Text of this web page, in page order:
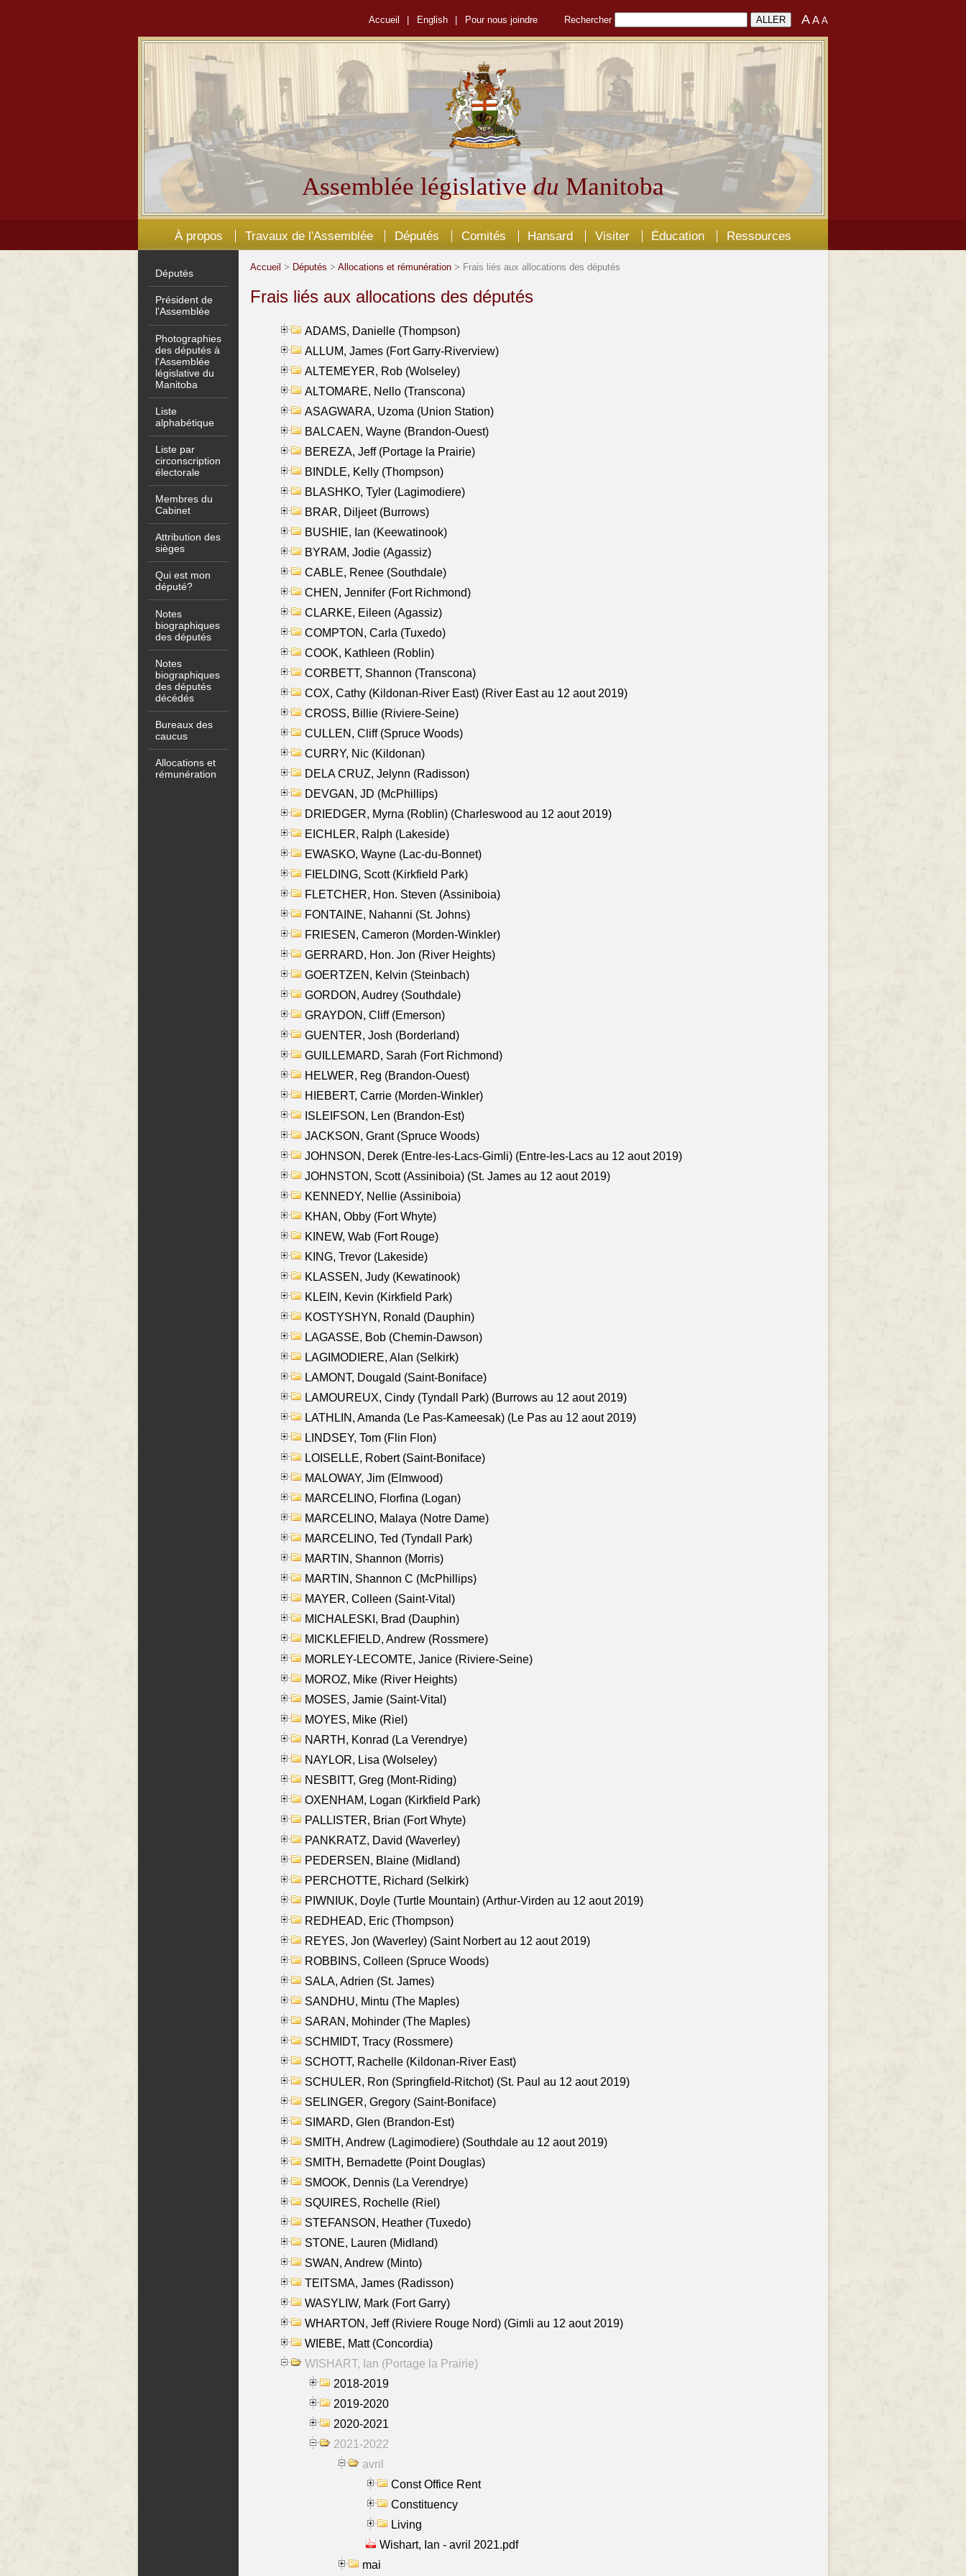
Accueil English Pour nous joindre Rechercher AA A
Assemblée législativedu Manitoba
À propos Travaux de l'Assemblée Députés Comités Hansard Visiter Éducation Ressources
Députés
Président de
l'Assemblée
Photographies
des députés à
l'Assemblée
législative du
Manitoba
Liste
alphabétique
Liste par
circonscription
électorale
Membres du
Cabinet
Attribution des
sièges
Qui est mon
député?
Notes
biographiques
des députés
Notes
biographiques
des députés
décédés
Bureaux des
caucus
Allocations et
rémunération
Accueil > Députés > Allocations et rémunération > Frais liés aux allocations des députés
Frais liés aux allocations des députés
ADAMS, Danielle (Thompson)
ALLUM, James (Fort Garry-Riverview)
ALTEMEYER, Rob (Wolseley)
ALTOMARE, Nello (Transcona)
ASAGWARA, Uzoma (Union Station)
BALCAEN, Wayne (Brandon-Ouest)
BEREZA, Jeff (Portage la Prairie)
BINDLE, Kelly (Thompson)
BLASHKO, Tyler (Lagimodiere)
BRAR, Diljeet (Burrows)
BUSHIE, Ian (Keewatinook)
BYRAM, Jodie (Agassiz)
CABLE, Renee (Southdale)
CHEN, Jennifer (Fort Richmond)
CLARKE, Eileen (Agassiz)
COMPTON, Carla (Tuxedo)
COOK, Kathleen (Roblin)
CORBETT, Shannon (Transcona)
COX, Cathy (Kildonan-River East) (River East au 12 aout 2019)
CROSS, Billie (Riviere-Seine)
CULLEN, Cliff (Spruce Woods)
CURRY, Nic (Kildonan)
DELA CRUZ, Jelynn (Radisson)
DEVGAN, JD (McPhillips)
DRIEDGER, Myrna (Roblin) (Charleswood au 12 aout 2019)
EICHLER, Ralph (Lakeside)
EWASKO, Wayne (Lac-du-Bonnet)
FIELDING, Scott (Kirkfield Park)
FLETCHER, Hon. Steven (Assiniboia)
FONTAINE, Nahanni (St. Johns)
FRIESEN, Cameron (Morden-Winkler)
GERRARD, Hon. Jon (River Heights)
GOERTZEN, Kelvin (Steinbach)
GORDON, Audrey (Southdale)
GRAYDON, Cliff (Emerson)
GUENTER, Josh (Borderland)
GUILLEMARD, Sarah (Fort Richmond)
HELWER, Reg (Brandon-Ouest)
HIEBERT, Carrie (Morden-Winkler)
ISLEIFSON, Len (Brandon-Est)
JACKSON, Grant (Spruce Woods)
JOHNSON, Derek (Entre-les-Lacs-Gimli) (Entre-les-Lacs au 12 aout 2019)
JOHNSTON, Scott (Assiniboia) (St. James au 12 aout 2019)
KENNEDY, Nellie (Assiniboia)
KHAN, Obby (Fort Whyte)
KINEW, Wab (Fort Rouge)
KING, Trevor (Lakeside)
KLASSEN, Judy (Kewatinook)
KLEIN, Kevin (Kirkfield Park)
KOSTYSHYN, Ronald (Dauphin)
LAGASSE, Bob (Chemin-Dawson)
LAGIMODIERE, Alan (Selkirk)
LAMONT, Dougald (Saint-Boniface)
LAMOUREUX, Cindy (Tyndall Park) (Burrows au 12 aout 2019)
LATHLIN, Amanda (Le Pas-Kameesak) (Le Pas au 12 aout 2019)
LINDSEY, Tom (Flin Flon)
LOISELLE, Robert (Saint-Boniface)
MALOWAY, Jim (Elmwood)
MARCELINO, Florfina (Logan)
MARCELINO, Malaya (Notre Dame)
MARCELINO, Ted (Tyndall Park)
MARTIN, Shannon (Morris)
MARTIN, Shannon C (McPhillips)
MAYER, Colleen (Saint-Vital)
MICHALESKI, Brad (Dauphin)
MICKLEFIELD, Andrew (Rossmere)
MORLEY-LECOMTE, Janice (Riviere-Seine)
MOROZ, Mike (River Heights)
MOSES, Jamie (Saint-Vital)
MOYES, Mike (Riel)
NARTH, Konrad (La Verendrye)
NAYLOR, Lisa (Wolseley)
NESBITT, Greg (Mont-Riding)
OXENHAM, Logan (Kirkfield Park)
PALLISTER, Brian (Fort Whyte)
PANKRATZ, David (Waverley)
PEDERSEN, Blaine (Midland)
PERCHOTTE, Richard (Selkirk)
PIWNIUK, Doyle (Turtle Mountain) (Arthur-Virden au 12 aout 2019)
REDHEAD, Eric (Thompson)
REYES, Jon (Waverley) (Saint Norbert au 12 aout 2019)
ROBBINS, Colleen (Spruce Woods)
SALA, Adrien (St. James)
SANDHU, Mintu (The Maples)
SARAN, Mohinder (The Maples)
SCHMIDT, Tracy (Rossmere)
SCHOTT, Rachelle (Kildonan-River East)
SCHULER, Ron (Springfield-Ritchot) (St. Paul au 12 aout 2019)
SELINGER, Gregory (Saint-Boniface)
SIMARD, Glen (Brandon-Est)
SMITH, Andrew (Lagimodiere) (Southdale au 12 aout 2019)
SMITH, Bernadette (Point Douglas)
SMOOK, Dennis (La Verendrye)
SQUIRES, Rochelle (Riel)
STEFANSON, Heather (Tuxedo)
STONE, Lauren (Midland)
SWAN, Andrew (Minto)
TEITSMA, James (Radisson)
WASYLIW, Mark (Fort Garry)
WHARTON, Jeff (Riviere Rouge Nord) (Gimli au 12 aout 2019)
WIEBE, Matt (Concordia)
WISHART, Ian (Portage la Prairie)
2018-2019
2019-2020
2020-2021
2021-2022
avril
Const Office Rent
Constituency
Living
Wishart, Ian - avril 2021.pdf
mai